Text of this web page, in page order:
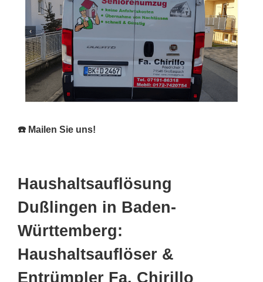
☎️ Mailen Sie uns!
Haushaltsauflösung
Dußlingen in Baden-
Württemberg:
Haushaltsauflöser &
Entrümpler Fa. Chirillo